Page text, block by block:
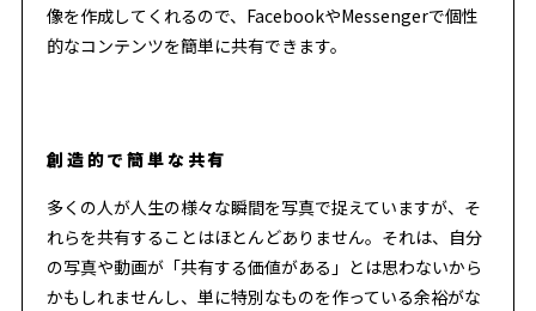
像を作成してくれるので、FacebookやMessengerで個性
的なコンテンツを簡単に共有できます。
創造的で簡単な共有
多くの人が人生の様々な瞬間を写真で捉えていますが、そ
れらを共有することはほとんどありません。それは、自分
の写真や動画が「共有する価値がある」とは思わないから
かもしれませんし、単に特別なものを作っている余裕がな